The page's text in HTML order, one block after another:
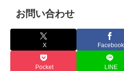
お問い合わせ
X Facebook
Pocket LINE